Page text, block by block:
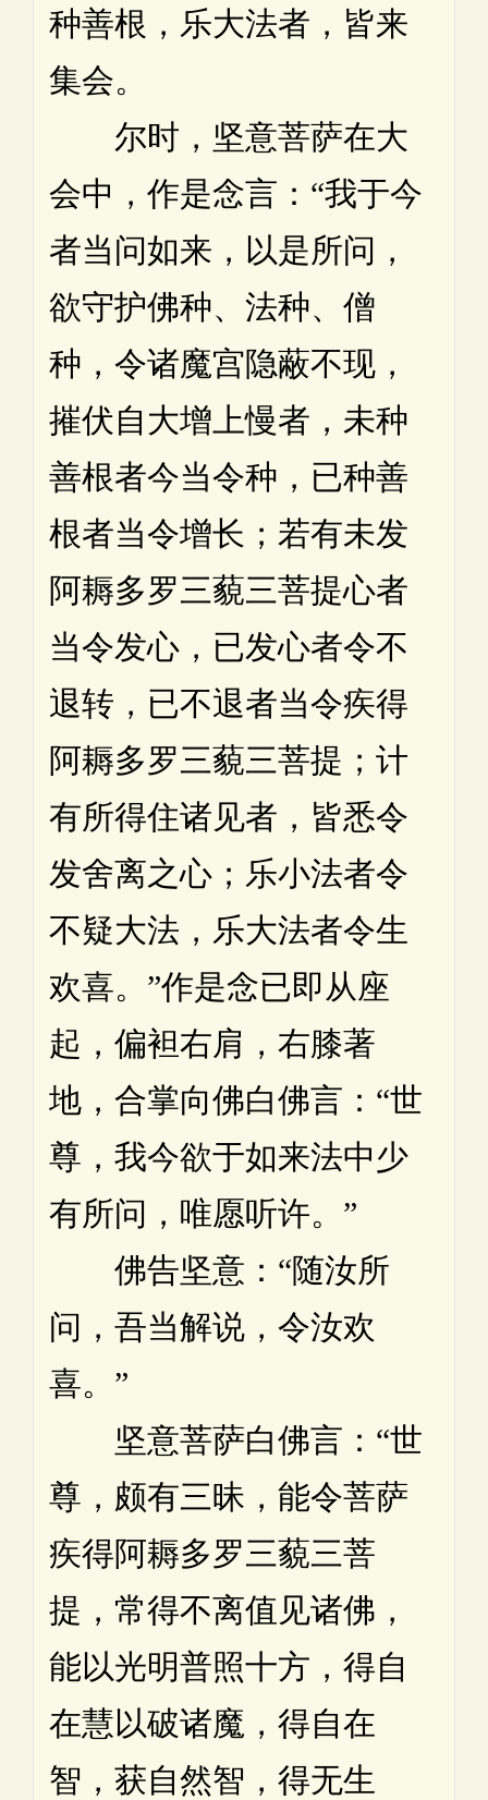
种善根，乐大法者，皆来
集会。
尔时，坚意菩萨在大
会中，作是念言：“我于今
者当问如来，以是所问，
欲守护佛种、法种、僧
种，令诸魔宫隐蔽不现，
摧伏自大增上慢者，未种
善根者今当令种，已种善
根者当令增长；若有未发
阿耨多罗三藐三菩提心者
当令发心，已发心者令不
退转，已不退者当令疾得
阿耨多罗三藐三菩提；计
有所得住诸见者，皆悉令
发舍离之心；乐小法者令
不疑大法，乐大法者令生
欢喜。”作是念已即从座
起，偏袒右肩，右膝著
地，合掌向佛白佛言：“世
尊，我今欲于如来法中少
有所问，唯愿听许。”
佛告坚意：“随汝所
问，吾当解说，令汝欢
喜。”
坚意菩萨白佛言：“世
尊，颇有三昧，能令菩萨
疾得阿耨多罗三藐三菩
提，常得不离值见诸佛，
能以光明普照十方，得自
在慧以破诸魔，得自在
智，获自然智，得无生